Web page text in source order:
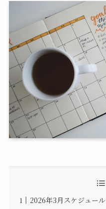
2026年3月スケジュール